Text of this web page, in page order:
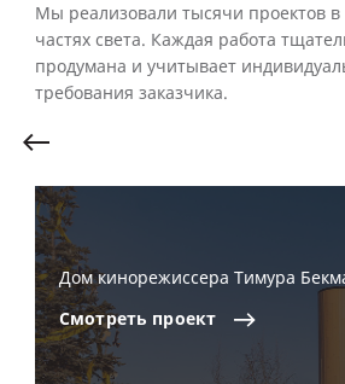
Мы реализовали тысячи проектов
частях света. Каждая работа
продумана и учитывает
требования заказчика.
Дом кинорежиссера Тимура
Смотреть проект